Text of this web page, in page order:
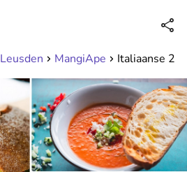
Disponible jusqu'à 23:00 heures
Leusden MangiApe Italiaanse 2-